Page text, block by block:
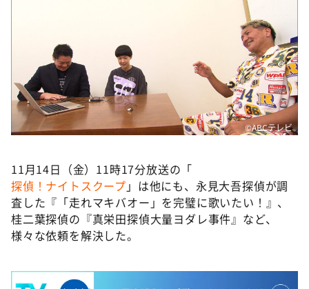
©️ABCテレビ
11月14日（金）11時17分放送の「
探偵！ナイトスクープ 」は他にも、永見大吾探偵が調
査した『「走れマキバオー」を完璧に歌いたい！』、
桂二葉探偵の『真栄田探偵大量ヨダレ事件』など、
様々な依頼を解決した。